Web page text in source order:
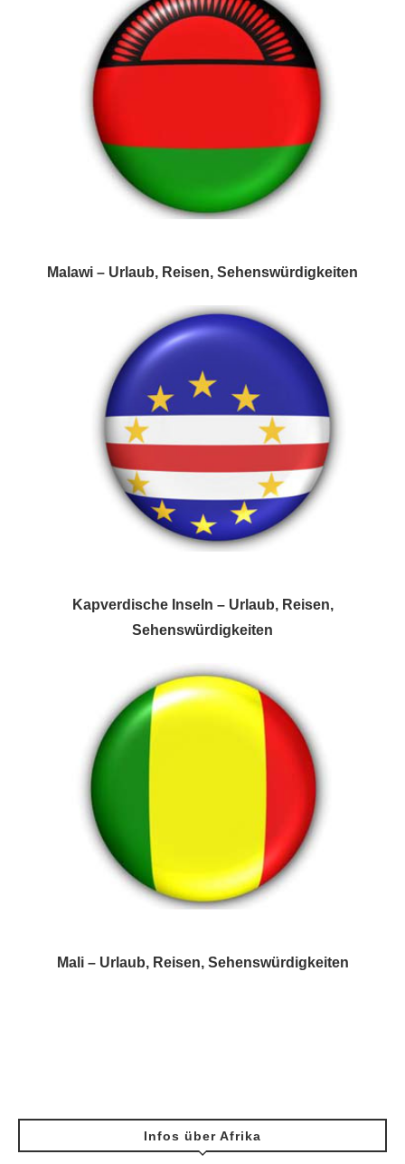
Malawi – Urlaub, Reisen, Sehenswürdigkeiten
Kapverdische Inseln – Urlaub, Reisen,
Sehenswürdigkeiten
Mali – Urlaub, Reisen, Sehenswürdigkeiten
Infos über Afrika